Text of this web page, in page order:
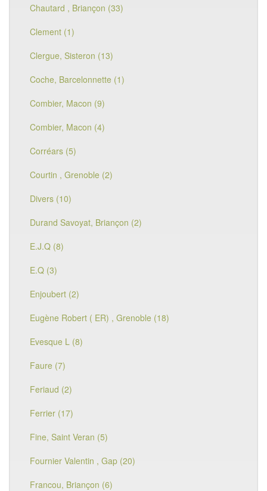
Chautard , Briançon (33)
Clement (1)
Clergue, Sisteron (13)
Coche, Barcelonnette (1)
Combier, Macon (9)
Combier, Macon (4)
Corréars (5)
Courtin , Grenoble (2)
Divers (10)
Durand Savoyat, Briançon (2)
E.J.Q (8)
E.Q (3)
Enjoubert (2)
Eugène Robert ( ER) , Grenoble (18)
Evesque L (8)
Faure (7)
Feriaud (2)
Ferrier (17)
Fine, Saint Veran (5)
Fournier Valentin , Gap (20)
Francou, Briançon (6)